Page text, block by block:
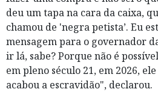
deu um tapa na cara da caixa,
chamou de 'negra petista’. Eu
mensagem para o governador
ir lá, sabe? Porque não é
em pleno século 21, em 2026,
acabou a escravidão", declarou.